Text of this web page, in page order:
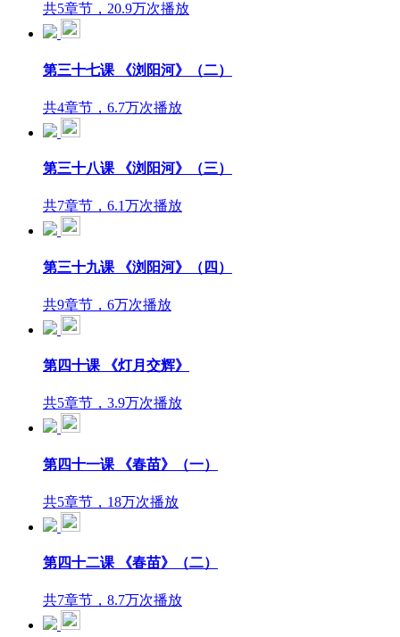
共5章节，20.9万次播放
第三十七课 《浏阳河》（二）
共4章节，6.7万次播放
第三十八课 《浏阳河》（三）
共7章节，6.1万次播放
第三十九课 《浏阳河》（四）
共9章节，6万次播放
第四十课 《灯月交辉》
共5章节，3.9万次播放
第四十一课 《春苗》（一）
共5章节，18万次播放
第四十二课 《春苗》（二）
共7章节，8.7万次播放